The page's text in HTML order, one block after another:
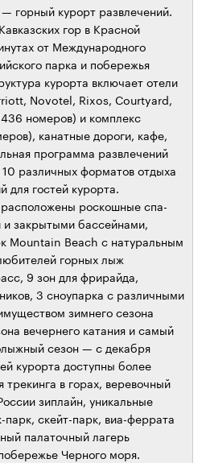
горный курорт развлечений.
гор в Красной
от Международного
парка и побережья
курорта включает отели
Novotel, Rixos, Courtyard,
номеров) и комплекс
канатные дороги, кафе,
программа развлечений
различных форматов отдыха
для гостей курорта.
роскошные спа-
закрытыми бассейнами,
Mountain Beach с натуральным
горных лыж
9 зон для фрирайда,
3 сноупарка с различными
зимнего сезона
вечернего катания и самый
сезон — с декабря
курорта доступны более
в горах, веревочный
зиплайн, уникальные
скейт-парк, виа-феррата
палаточный лагерь
Черного моря.